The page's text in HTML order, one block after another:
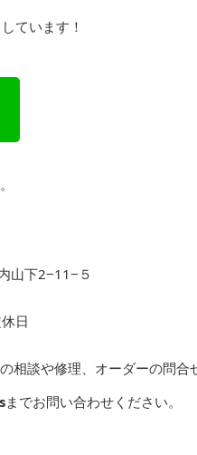
ています！
山下2−11−５
日
相談や修理、オーダーの問合
までお問い合わせください。